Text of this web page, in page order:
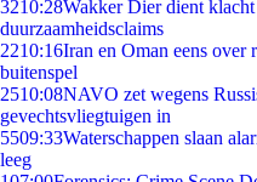
3210:28Wakker Dier dient
duurzaamheidsclaims
2210:16Iran en Oman eens over
buitenspel
2510:08NAVO zet wegens
gevechtsvliegtuigen in
5509:33Waterschappen slaan
leeg